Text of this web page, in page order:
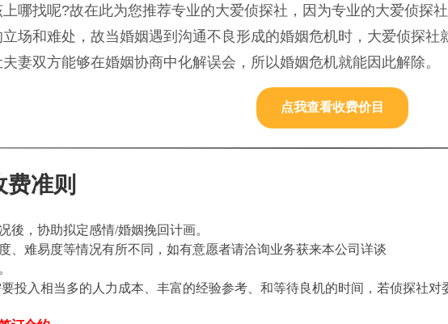
哪找呢?故在此为您推荐专业的大爱侦探社，因为专业的大爱侦探
场和难处，故当婚姻遇到沟通不良形成的婚姻危机时，大爱侦探
妻双方能够在婚姻协商中化解误会，所以婚姻危机就能因此解除。
点我查看收费价目
准则
後，协助拟定感情/婚姻挽回计画。
、难易度等情况有所不同，如有意愿者请洽询业务获来本公司详谈
投入相当多的人力成本、丰富的经验参考、和等待良机的时间，若侦探社对